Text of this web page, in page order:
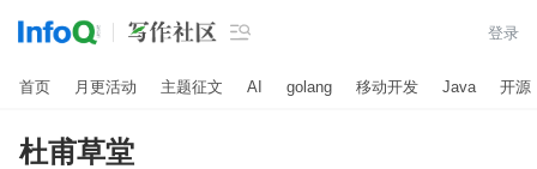
 登录
首页 月更活动 主题征文 AI golang 移动开发 Java 开源
杜甫草堂